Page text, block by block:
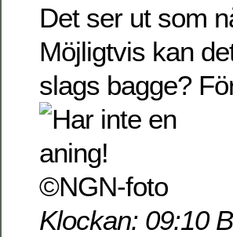
Det ser ut som
Möjligtvis kan
slags bagge?
Klockan: 09:10